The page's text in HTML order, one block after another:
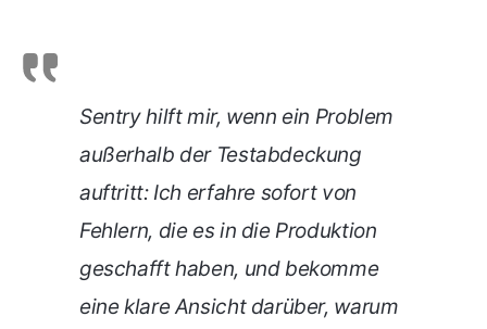
Sentry hilft mir, wenn ein Problem
außerhalb der Testabdeckung
auftritt: Ich erfahre sofort von
Fehlern, die es in die Produktion
geschafft haben, und bekomme
eine klare Ansicht darüber, warum